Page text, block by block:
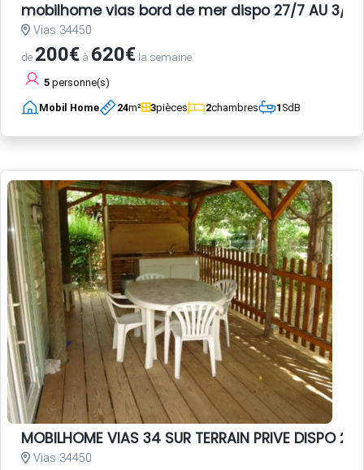
mobilhome vias bord de mer dispo 27/7 AU 3/8
Vias 34450
de 200€ à 620€ la semaine
5 personne(s)
Mobil Home 24m² 3pièces 2chambres 1SdB
MOBILHOME VIAS 34 SUR TERRAIN PRIVE DISPO 20
Vias 34450